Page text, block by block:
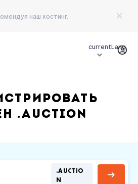
наш хостинг.
currentLang
.AUCTION
.AUCTIO
N